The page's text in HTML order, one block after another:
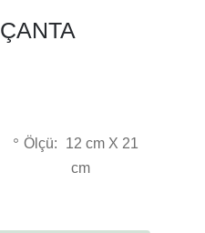
Ölçü:
12 cm X 21
cm